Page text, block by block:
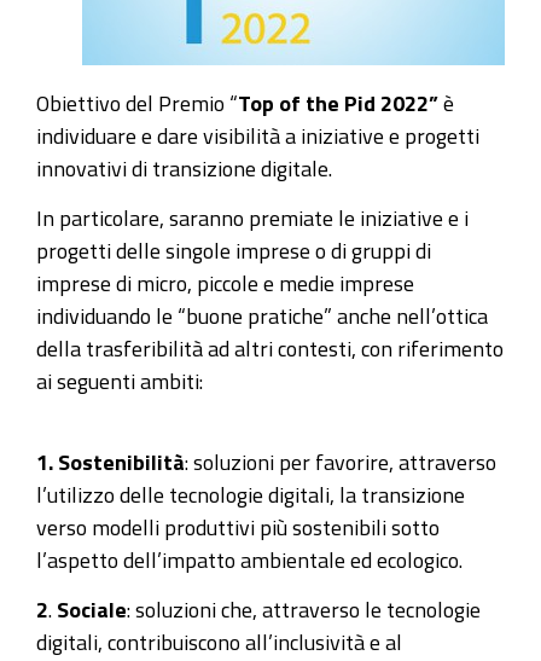
Obiettivo del Premio “Top of the Pid 2022” è
individuare e dare visibilità a iniziative e progetti
innovativi di transizione digitale.
In particolare, saranno premiate le iniziative e i
progetti delle singole imprese o di gruppi di
imprese di micro, piccole e medie imprese
individuando le “buone pratiche” anche nell’ottica
della trasferibilità ad altri contesti, con riferimento
ai seguenti ambiti:
1. Sostenibilità: soluzioni per favorire, attraverso
l’utilizzo delle tecnologie digitali, la transizione
verso modelli produttivi più sostenibili sotto
l’aspetto dell’impatto ambientale ed ecologico.
2 Sociale: soluzioni che, attraverso le tecnologie
digitali, contribuiscono all’inclusività e al